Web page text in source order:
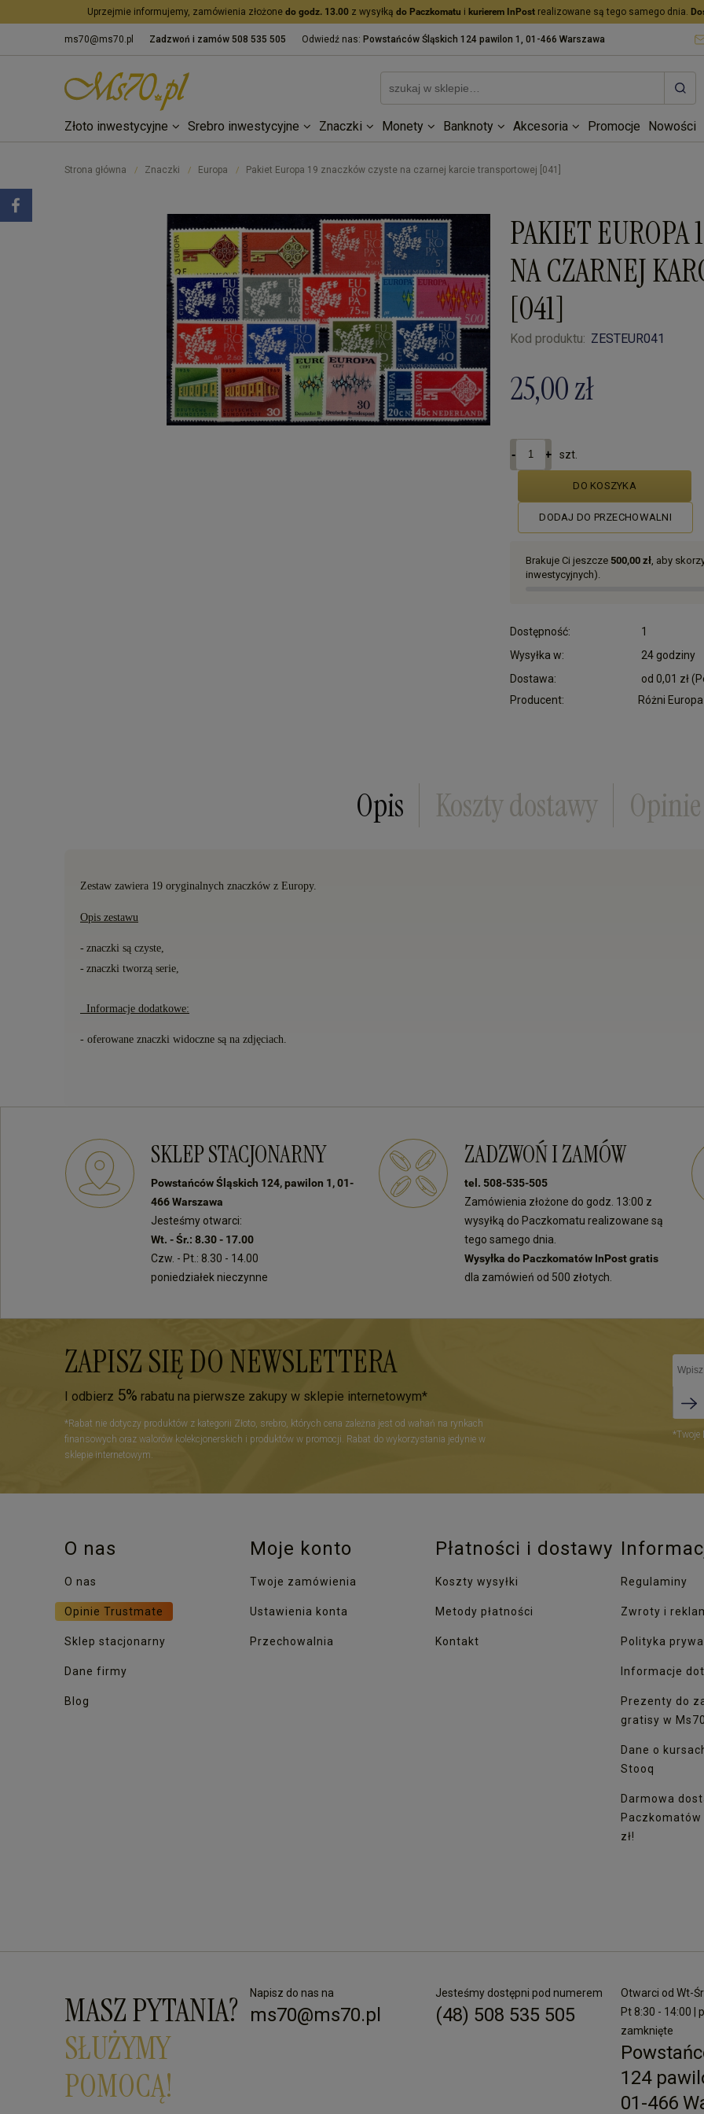
Uprzejmie informujemy, zamówienia złożone do godz. 13.00 z wysyłką do Paczkomatu i kurierem InPost realizowane są tego samego dnia.
ms70@ms70.pl Zadzwoń i zamów 508 535 505 Odwiedź nas: Powstańców Śląskich 124 pawilon 1, 01-466 Warszawa
Złoto inwestycyjne Srebro inwestycyjne Znaczki Monety Banknoty Akcesoria Promocje Nowości
Strona główna / Znaczki / Europa / Pakiet Europa 19 znaczków czyste na czarnej karcie transportowej [041]
PAKIET EUROPA
NA CZARNEJ
[041]
Kod produktu: ZESTEUR041
25,00 zł
szt.
DO KOSZYKA
DODAJ DO PRZECHOWALNI
Brakuje Ci jeszcze 500,00 zł , aby
inwestycyjnych).
Dostępność:
1
Wysyłka w:
24 godziny
Dostawa:
od 0,01 zł
Producent: Różni Europa
Opis Koszty dostawy Opinie
Zestaw zawiera 19 oryginalnych znaczków z Europy.
Opis zestawu
- znaczki są czyste,
- znaczki tworzą serie,
Informacje dodatkowe:
- oferowane znaczki widoczne są na zdjęciach.
SKLEP STACJONARNY
Powstańców Śląskich 124, pawilon 1, 01-
466 Warszawa
Jesteśmy otwarci:
Wt. - Śr.: 8.30 - 17.00
Czw. - Pt.: 8.30 - 14.00
poniedziałek nieczynne
ZADZWOŃ I ZAMÓW
tel. 508-535-505
Zamówienia złożone do godz. 13:00 z
wysyłką do Paczkomatu realizowane są
tego samego dnia.
Wysyłka do Paczkomatów InPost gratis
dla zamówień od 500 złotych.
ZAPISZ SIĘ DO NEWSLETTERA
I odbierz 5% rabatu na pierwsze zakupy w sklepie internetowym*
*Rabat nie dotyczy produktów z kategorii Złoto, srebro, których cena zależna jest od wahań na rynkach
finansowych oraz walorów kolekcjonerskich i produktów w promocji. Rabat do wykorzystania jedynie w
sklepie internetowym.
*Twoje
O nas
O nas
Opinie Trustmate
Sklep stacjonarny
Dane firmy
Blog
Moje konto
Twoje zamówienia
Ustawienia konta
Przechowalnia
Płatności i dostawy
Koszty wysyłki
Metody płatności
Kontakt
Regulaminy
Zwroty i
Polityka
Informacje
Prezenty do
gratisy w
Dane o
Stooq
Darmowa
zł!
MASZ PYTANIA?
SŁUŻYMY
POMOCĄ!
Napisz do nas na
ms70@ms70.pl
Jesteśmy dostępni pod numerem
(48) 508 535 505
Otwarci od Wt-
Pt 8:30 - 14:00 |
zamknięte
124
01-466